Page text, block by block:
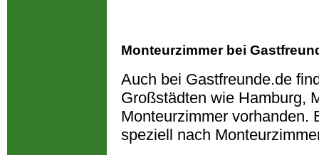
Monteurzimmer bei
Auch bei Gastfreunde.de
Großstädten wie Hamburg,
Monteurzimmer vorhanden.
speziell nach